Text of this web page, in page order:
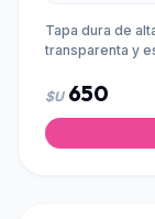
Tapa dura de
transparenta y
$U 650